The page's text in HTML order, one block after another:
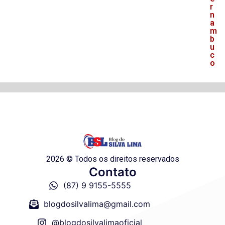
r
n
a
m
b
u
c
o
2026 © Todos os direitos reservados
Contato
(87) 9 9155-5555
blogdosilvalima@gmail.com
@blogdosilvalimaoficial